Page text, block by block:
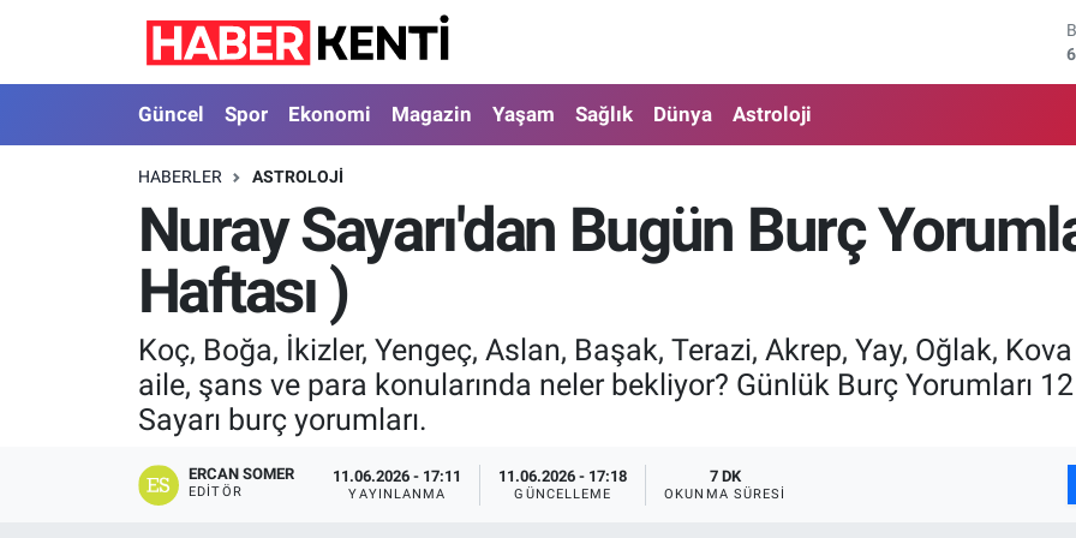
Güncel Spor Ekonomi Magazin Yaşam Sağlık Dünya Astroloji
HABERLER ASTROLOJI
Nuray Sayarı'dan Bugün Burç
Haftası )
Koç, Boğa, İkizler, Yengeç, Aslan, Başak, Terazi, Akrep, Yay, Oğlak,
aile, şans ve para konularında neler bekliyor? Günlük Burç Yorumları
Sayarı burç yorumları.
ERCAN SOMER
EDITÖR
11.06.2026 - 17:11
YAYINLANMA
11.06.2026 - 17:18
GÜNCELLEME
7 DK
OKUNMA SÜRESI
Güncel
Spor
Ekonomi
Magazin
Nöbetçi Eczaneler
Hava Durumu
İstanbul Namaz Vakitleri
Trafik Durumu
Süper Lig Puan Durumu ve Fikstür
Tüm Manşetler
Son Dakika Haberleri